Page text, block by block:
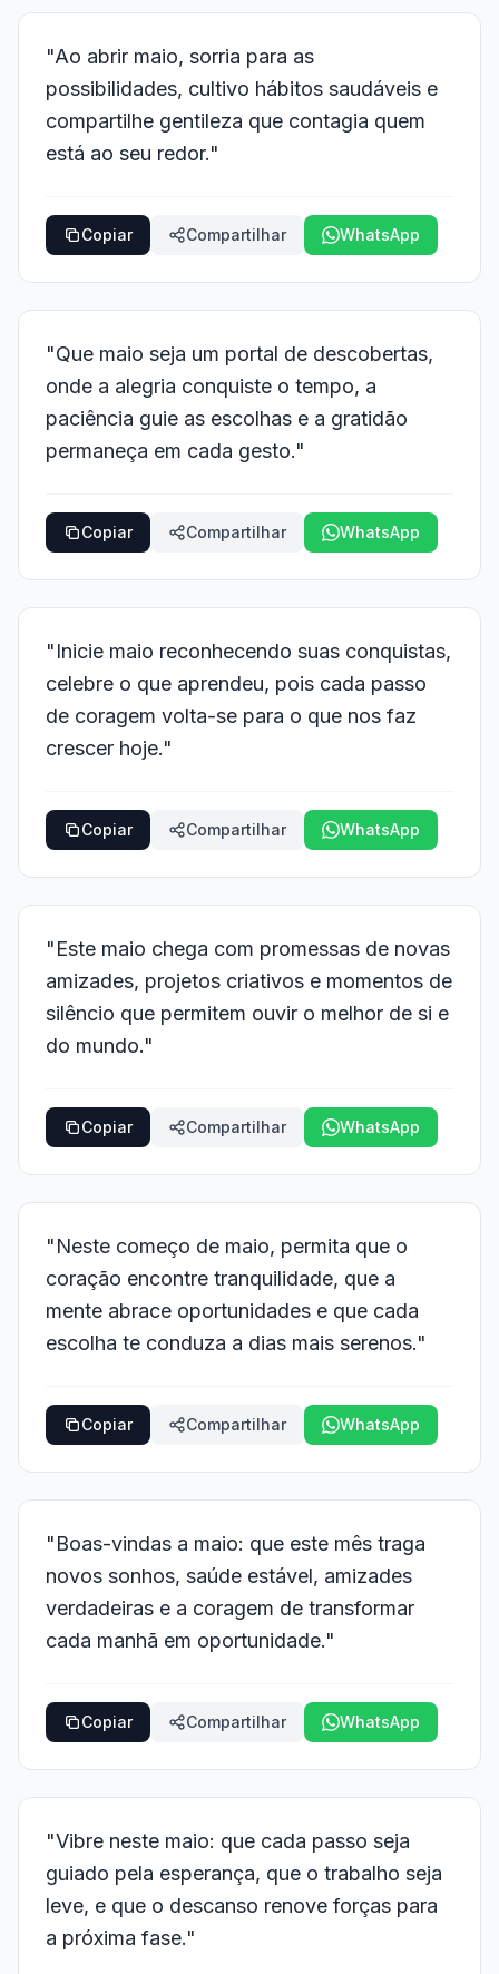
"Ao abrir maio, sorria para as
possibilidades, cultivo hábitos saudáveis e
compartilhe gentileza que contagia quem
está ao seu redor."
Copiar Compartilhar WhatsApp
"Que maio seja um portal de descobertas,
onde a alegria conquiste o tempo, a
paciência guie as escolhas e a gratidão
permaneça em cada gesto."
Copiar Compartilhar WhatsApp
"Inicie maio reconhecendo suas conquistas,
celebre o que aprendeu, pois cada passo
de coragem volta-se para o que nos faz
crescer hoje."
Copiar Compartilhar WhatsApp
"Este maio chega com promessas de novas
amizades, projetos criativos e momentos de
silêncio que permitem ouvir o melhor de si e
do mundo."
Copiar Compartilhar WhatsApp
"Neste começo de maio, permita que o
coração encontre tranquilidade, que a
mente abrace oportunidades e que cada
escolha te conduza a dias mais serenos."
Copiar Compartilhar WhatsApp
"Boas-vindas a maio: que este mês traga
novos sonhos, saúde estável, amizades
verdadeiras e a coragem de transformar
cada manhã em oportunidade."
Copiar Compartilhar WhatsApp
"Vibre neste maio: que cada passo seja
guiado pela esperança, que o trabalho seja
leve, e que o descanso renove forças para
a próxima fase."